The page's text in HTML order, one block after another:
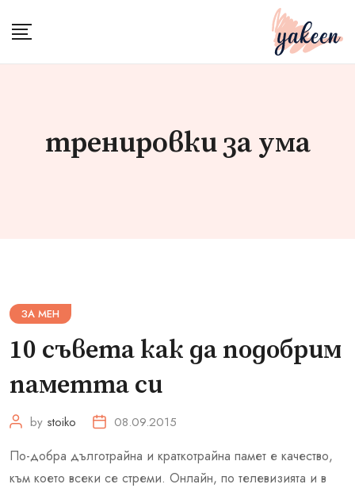
тренировки за ума
ЗА МЕН
10 съвета как да подобрим
паметта си
by stoiko 08.09.2015
По-добра дълготрайна и краткотрайна памет е качество,
към което всеки се стреми. Онлайн, по телевизията и в